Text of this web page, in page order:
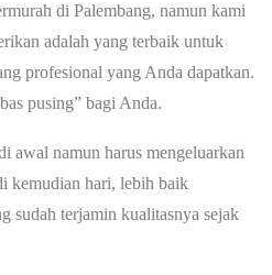
di Palembang, namun kami
adalah yang terbaik untuk
profesional yang Anda dapatkan.
pusing” bagi Anda.
awal namun harus mengeluarkan
kemudian hari, lebih baik
sudah terjamin kualitasnya sejak